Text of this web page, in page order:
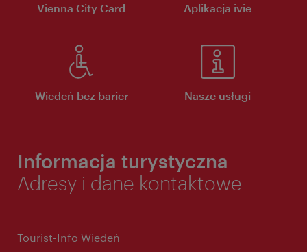
Vienna City Card Aplikacja ivie
Wiedeń bez barier Nasze usługi
Informacja turystyczna
Adresy i dane kontaktowe
Tourist-Info Wiedeń